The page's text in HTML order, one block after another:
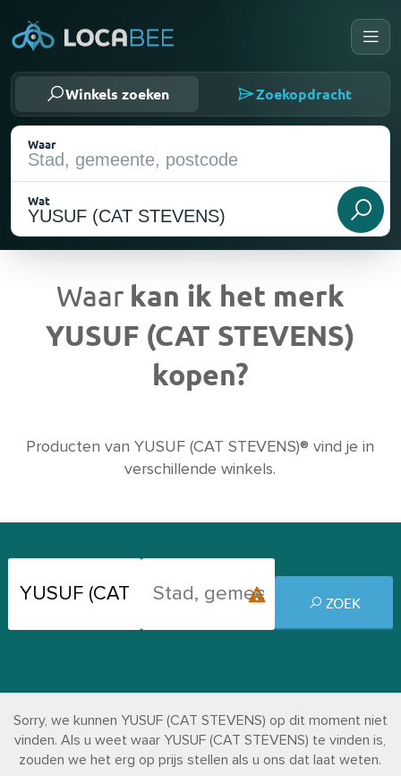
Winkels zoeken Zoekopdracht
Waar
Wat
Huidige locatie
Waar kan ik het merk
YUSUF (CAT STEVENS)
kopen?
Producten van YUSUF (CAT STEVENS)® vind je in
verschillende winkels.
ZOEK
Sorry, we kunnen YUSUF (CAT STEVENS) op dit moment niet
vinden. Als u weet waar YUSUF (CAT STEVENS) te vinden is,
zouden we het erg op prijs stellen als u ons dat laat weten.